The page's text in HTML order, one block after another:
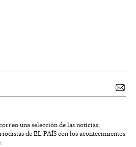
una selección de las noticias,
de EL PAÍS con los acontecimientos